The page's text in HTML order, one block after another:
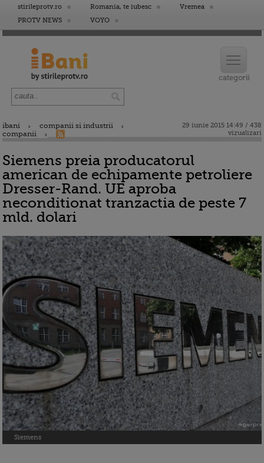
stirileprotv.ro Romania, te iubesc
Vremea
PROTV NEWS
VOYO
ibani
companii si industrii
companii
29 iunie 2015 14:49 / 438
vizualizari
Siemens preia producatorul
american de echipamente petroliere
Dresser-Rand. UE aproba
neconditionat tranzactia de peste 7
mld. dolari
Siemens